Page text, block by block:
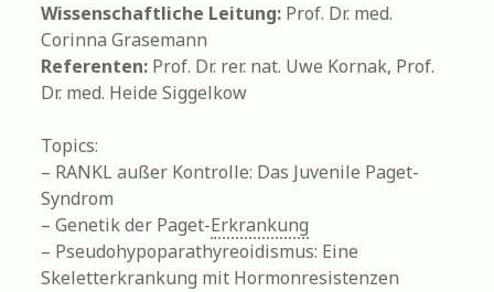
Wissenschaftliche Leitung: Prof. Dr. med.
Corinna Grasemann
Referenten: Prof. Dr. rer. nat. Uwe Kornak, Prof.
Dr. med. Heide Siggelkow
Topics:
– RANKL außer Kontrolle: Das Juvenile Paget-
Syndrom
– Genetik der Paget-Erkrankung
– Pseudohypoparathyreoidismus: Eine
Skeletterkrankung mit Hormonresistenzen